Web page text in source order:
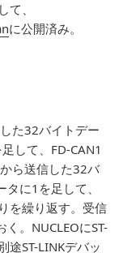
、
に公開済み。
た32バイトデー
して、FD-CAN1
ら送信した32バ
に1を足して、
を繰り返す。受信
。NUCLEOにST-
途ST-LINKデバッ